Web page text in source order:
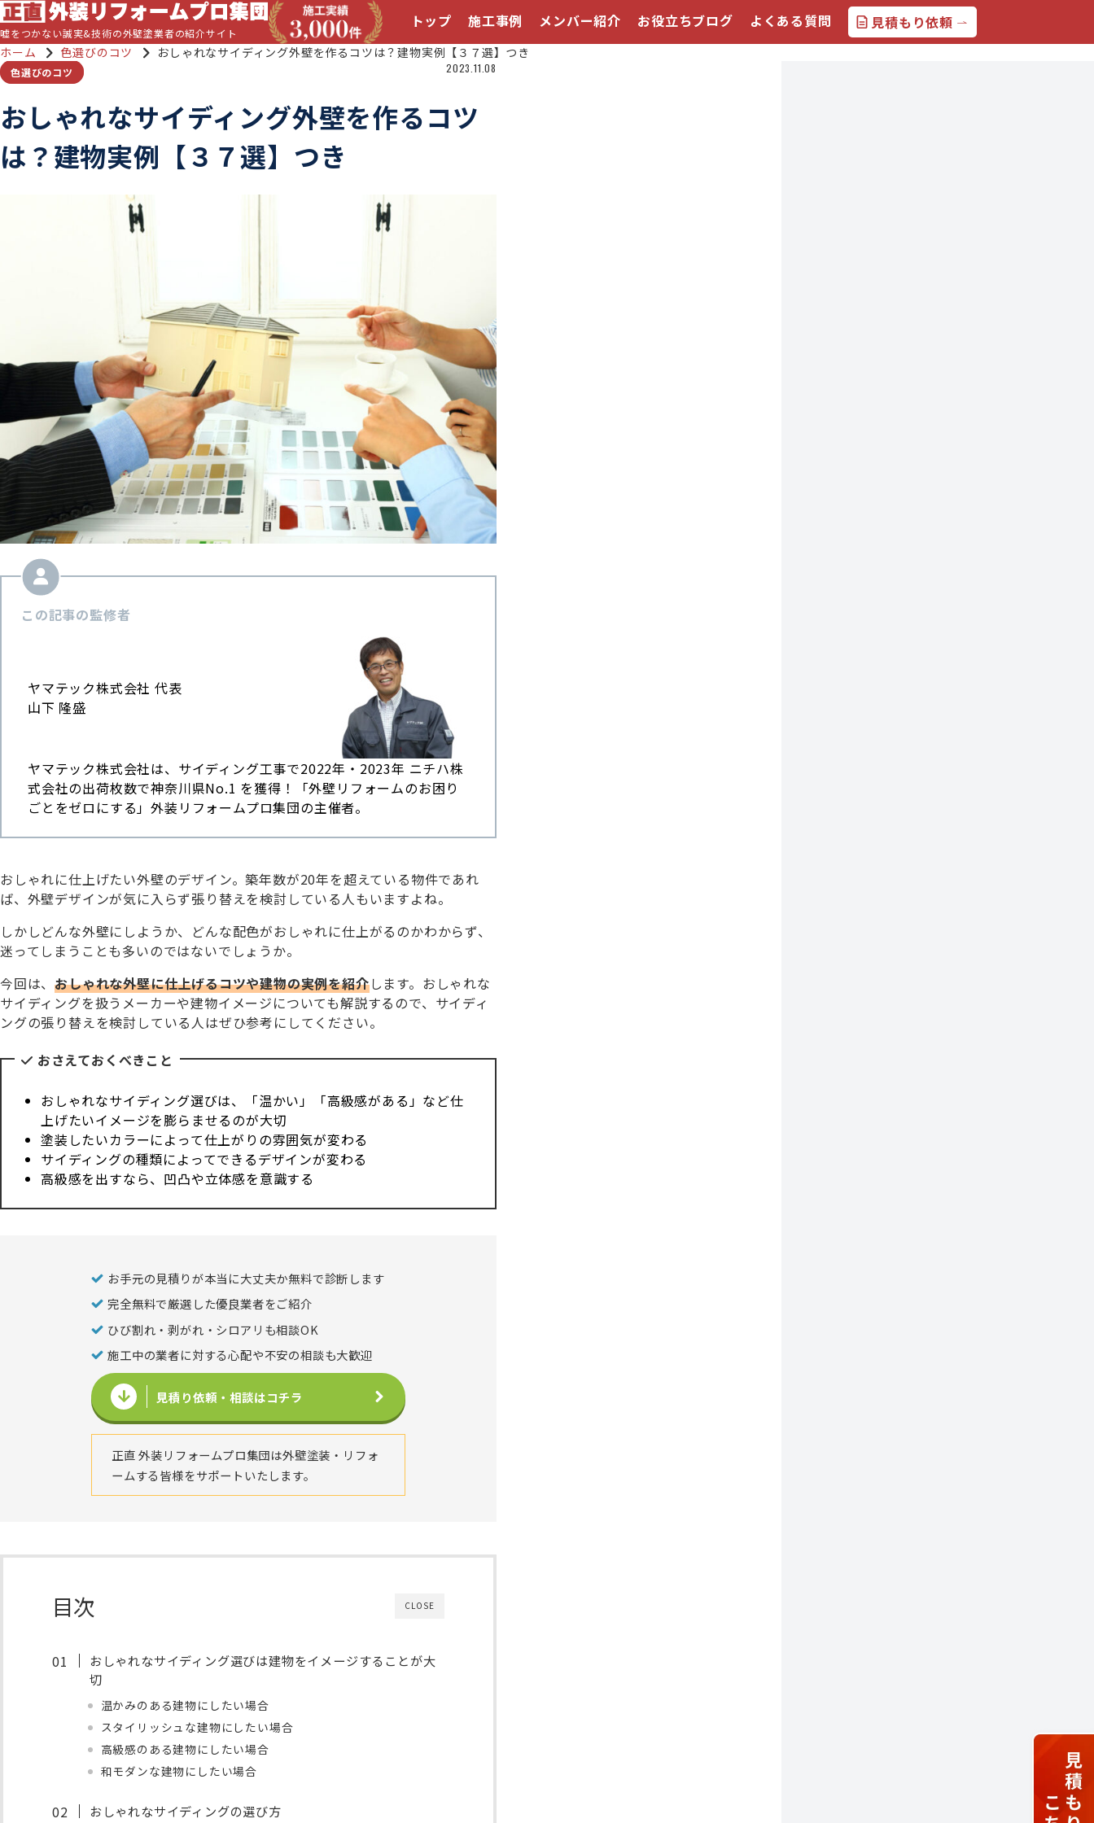
嘘をつかない誠実&技術の外壁塗業者の紹介サイト
トップ 施工事例 メンバー紹介 お役立ちブログ よくある質問 見積もり依頼
ホーム 色選びのコツ おしゃれなサイディング外壁を作るコツは？建物実例【３７選】つき
色選びのコツ 2023.11.08
おしゃれなサイディング外壁を作るコツ
は？建物実例【３７選】つき
この記事の監修者
ヤマテック株式会社 代表
山下 隆盛
ヤマテック株式会社は、サイディング工事で2022年・2023年 ニチハ株
式会社の出荷枚数で神奈川県No.1 を獲得！「外壁リフォームのお困り
ごとをゼロにする」外装リフォームプロ集団の主催者。
おしゃれに仕上げたい外壁のデザイン。築年数が20年を超えている物件であれ
ば、外壁デザインが気に入らず張り替えを検討している人もいますよね。
しかしどんな外壁にしようか、どんな配色がおしゃれに仕上がるのかわからず、
迷ってしまうことも多いのではないでしょうか。
今回は、おしゃれな外壁に仕上げるコツや建物の実例を紹介します。おしゃれな
サイディングを扱うメーカーや建物イメージについても解説するので、サイディ
ングの張り替えを検討している人はぜひ参考にしてください。
おさえておくべきこと
おしゃれなサイディング選びは、「温かい」「高級感がある」など仕
上げたいイメージを膨らませるのが大切
塗装したいカラーによって仕上がりの雰囲気が変わる
サイディングの種類によってできるデザインが変わる
高級感を出すなら、凹凸や立体感を意識する
お手元の見積りが本当に大丈夫か無料で診断します
完全無料で厳選した優良業者をご紹介
ひび割れ・剥がれ・シロアリも相談OK
施工中の業者に対する心配や不安の相談も大歓迎
見積り依頼・相談はコチラ
正直 外装リフォームプロ集団は外壁塗装・リフォ
ームする皆様をサポートいたします。
CLOSE
目次
おしゃれなサイディング選びは建物をイメージすることが大
切
温かみのある建物にしたい場合
スタイリッシュな建物にしたい場合
高級感のある建物にしたい場合
和モダンな建物にしたい場合
おしゃれなサイディングの選び方